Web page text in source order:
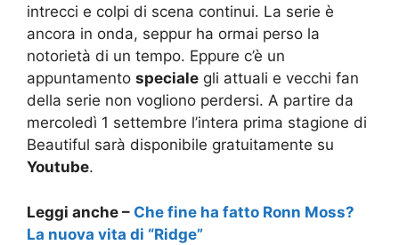
intrecci e colpi di scena continui. La serie è
ancora in onda, seppur ha ormai perso la
notorietà di un tempo. Eppure c’è un
appuntamento speciale gli attuali e vecchi fan
della serie non vogliono perdersi. A partire da
mercoledì 1 settembre l’intera prima stagione di
Beautiful sarà disponibile gratuitamente su
Youtube.
Leggi anche – Che fine ha fatto Ronn Moss?
La nuova vita di “Ridge”